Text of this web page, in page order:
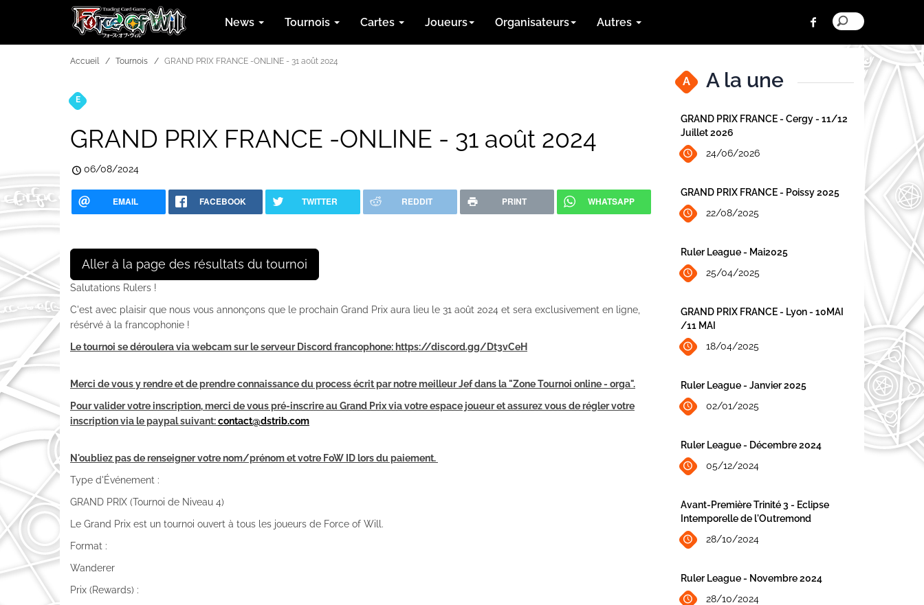
News Tournois Cartes Joueurs Organisateurs Autres
Accueil Tournois GRAND PRIX FRANCE -ONLINE - 31 août 2024
E
GRAND PRIX FRANCE -ONLINE - 31 août 2024
06/08/2024
EMAIL FACEBOOK TWITTER REDDIT PRINT WHATSAPP
Aller à la page des résultats du tournoi
Salutations Rulers !
C'est avec plaisir que nous vous annonçons que le prochain Grand Prix aura lieu le 31 août 2024 et sera exclusivement en ligne,
résérvé à la francophonie !
Le tournoi se déroulera via webcam sur le serveur Discord francophone: https://discord.gg/Dt3vCeH
Merci de vous y rendre et de prendre connaissance du process écrit par notre meilleur Jef dans la "Zone Tournoi online - orga".
Pour valider votre inscription, merci de vous pré-inscrire au Grand Prix via votre espace joueur et assurez vous de régler votre
inscription via le paypal suivant:contact@dstrib.com
N'oubliez pas de renseigner votre nom/prénom et votre FoW ID lors du paiement.
Type d'Événement :
GRAND PRIX (Tournoi de Niveau 4)
Le Grand Prix est un tournoi ouvert à tous les joueurs de Force of Will.
Format :
Wanderer
Prix (Rewards) :
A A la une
GRAND PRIX FRANCE - Cergy - 11/12
Juillet 2026
24/06/2026
GRAND PRIX FRANCE - Poissy 2025
22/08/2025
Ruler League - Mai2025
25/04/2025
GRAND PRIX FRANCE - Lyon - 10MAI
/11 MAI
18/04/2025
Ruler League - Janvier 2025
02/01/2025
Ruler League - Décembre 2024
05/12/2024
Avant-Première Trinité 3 - Eclipse
Intemporelle de l'Outremond
28/10/2024
Ruler League - Novembre 2024
28/10/2024